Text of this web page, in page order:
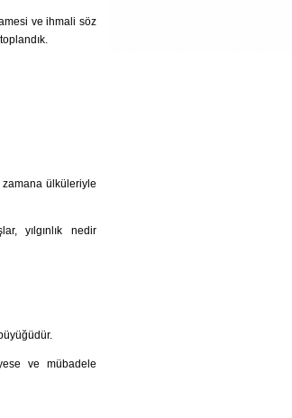
ve ihmali söz
zamana ülküleriyle
yılgınlık nedir
ve mübadele